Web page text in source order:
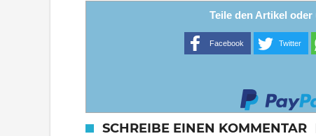
Teile den Artikel
Facebook Twitter
SCHREIBE EINEN KOMMENTAR